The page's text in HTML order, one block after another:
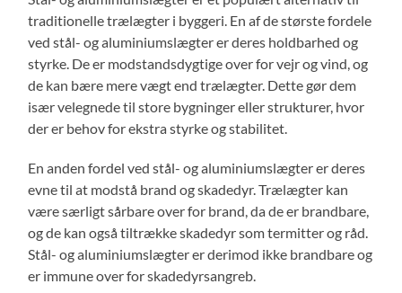
traditionelle trælægter i byggeri. En af de største fordele
ved stål- og aluminiumslægter er deres holdbarhed og
styrke. De er modstandsdygtige over for vejr og vind, og
de kan bære mere vægt end trælægter. Dette gør dem
især velegnede til store bygninger eller strukturer, hvor
der er behov for ekstra styrke og stabilitet.
En anden fordel ved stål- og aluminiumslægter er deres
evne til at modstå brand og skadedyr. Trælægter kan
være særligt sårbare over for brand, da de er brandbare,
og de kan også tiltrække skadedyr som termitter og råd.
Stål- og aluminiumslægter er derimod ikke brandbare og
er immune over for skadedyrsangreb.